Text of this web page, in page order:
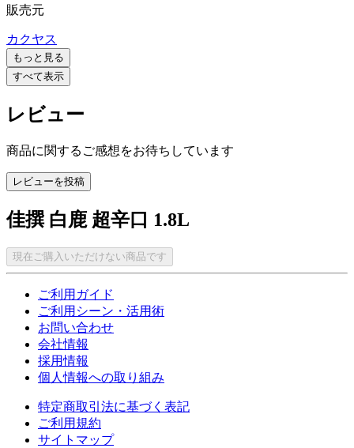
販売元
カクヤス
もっと見る
すべて表示
レビュー
商品に関するご感想をお待ちしています
レビューを投稿
佳撰 白鹿 超辛口 1.8L
現在ご購入いただけない商品です
ご利用ガイド
ご利用シーン・活用術
お問い合わせ
会社情報
採用情報
個人情報への取り組み
特定商取引法に基づく表記
ご利用規約
サイトマップ